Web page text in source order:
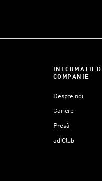
INFORMAȚII
COMPANIE
Despre noi
Cariere
Presă
adiClub